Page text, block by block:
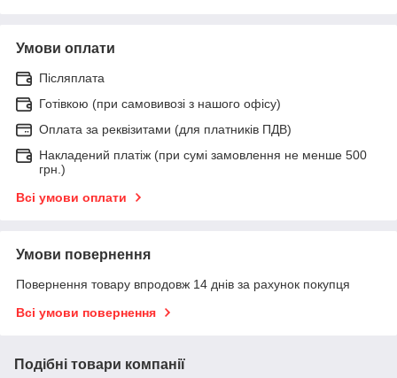
Умови оплати
Післяплата
Готівкою (при самовивозі з нашого офісу)
Оплата за реквізитами (для платників ПДВ)
Накладений платіж (при сумі замовлення не менше 500
грн.)
Всі умови оплати
Умови повернення
Повернення товару впродовж 14 днів за рахунок покупця
Всі умови повернення
Подібні товари компанії